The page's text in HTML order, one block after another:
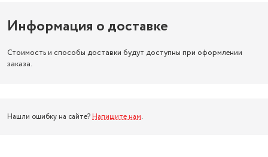
Информация о доставке
Стоимость и способы доставки будут доступны при оформлении
заказа.
Нашли ошибку на сайте? Напишите нам.